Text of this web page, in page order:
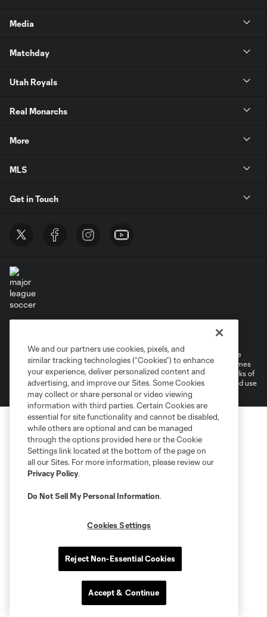
Media
Matchday
Utah Royals
Real Monarchs
More
MLS
Get in Touch
Cookies Settings
©2026 MLS. The Major League Soccer and MLS name and shield are
registered trademarks of Major League Soccer, L.L.C. (“MLS”). The names
and logos of MLS teams are registered and/or common law trademarks of
MLS or are used with the permission of their owners. Any unauthorized use
is forbidden.
We and our partners use cookies, pixels, and
similar tracking technologies (“Cookies”) to enhance
your experience, deliver personalized content and
advertising, and improve our Sites. Some Cookies
may collect or share personal or video viewing
information with third parties. Certain Cookies are
essential for site functionality and cannot be disabled,
while others are optional and can be managed
through the options provided here or the Cookie
Settings link located at the bottom of the page on
all our Sites. For more information, please review our
Privacy Policy.
Do Not Sell My Personal Information.
Cookies Settings
Reject Non-Essential Cookies
Accept & Continue